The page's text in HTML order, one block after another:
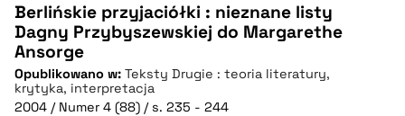
CZYSTY TEKST
pobierz cytat
Berlińskie przyjaciółki : nieznane listy
Dagny Przybyszewskiej do Margarethe
Ansorge
Opublikowano w: Teksty Drugie : teoria literatury,
krytyka, interpretacja
2004 / Numer 4 (88) / s. 235 - 244